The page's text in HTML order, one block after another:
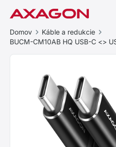
Domov
Káble a redukcie
BUCM-CM10AB HQ USB-C <>